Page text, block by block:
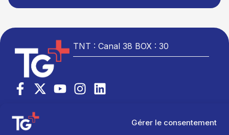
Gérer le consentement
TNT : Canal 38 BOX : 30
Fil info
Replay
Actualité